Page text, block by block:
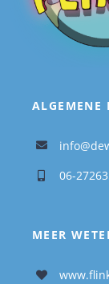
ALGEMENE
06-
MEER